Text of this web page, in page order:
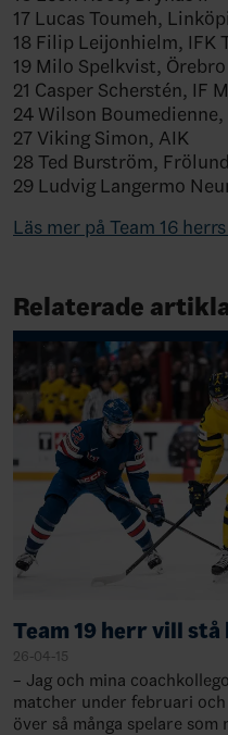
17 Lucas Toumeh,
18 Filip Leijonhielm, IFK
19 Milo Spelkvist,
21 Casper Scherstén, IF
24 Wilson
27 Viking Simon, AIK
28 Ted Burström,
29 Ludvig Langermo
Läs mer på Team 16
Relaterade
Team 19 herr vill
26-04-15
– Jag och mina
matcher under februari
över så många spelare